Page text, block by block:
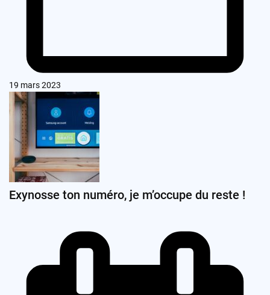
19 mars 2023
Exynosse ton numéro, je m’occupe du reste !